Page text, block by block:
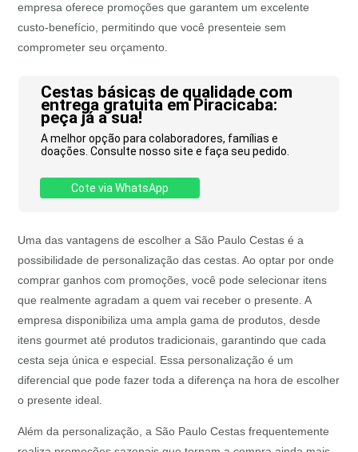
empresa oferece promoções que garantem um excelente
custo-benefício, permitindo que você presenteie sem
comprometer seu orçamento.
Cestas básicas de qualidade com
entrega gratuita em Piracicaba:
peça já a sua!
A melhor opção para colaboradores, famílias e
doações. Consulte nosso site e faça seu pedido.
Cote via WhatsApp
Uma das vantagens de escolher a São Paulo Cestas é a
possibilidade de personalização das cestas. Ao optar por onde
comprar ganhos com promoções, você pode selecionar itens
que realmente agradam a quem vai receber o presente. A
empresa disponibiliza uma ampla gama de produtos, desde
itens gourmet até produtos tradicionais, garantindo que cada
cesta seja única e especial. Essa personalização é um
diferencial que pode fazer toda a diferença na hora de escolher
o presente ideal.
Além da personalização, a São Paulo Cestas frequentemente